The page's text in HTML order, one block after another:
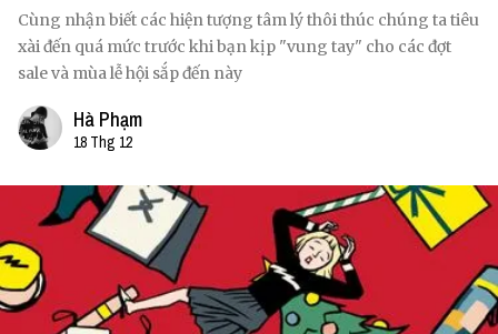
Cùng nhận biết các hiện tượng tâm lý thôi thúc chúng ta tiêu
xài đến quá mức trước khi bạn kịp "vung tay" cho các đợt
sale và mùa lễ hội sắp đến này
Hà Phạm
18 Thg 12